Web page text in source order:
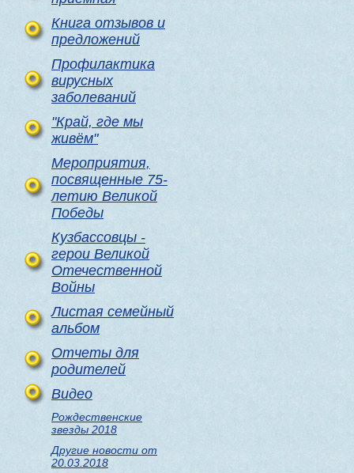
Книга отзывов и
предложений
Профилактика
вирусных
заболеваний
"Край, где мы
живём"
Мероприятия,
посвященные 75-
летию Великой
Победы
Кузбассовцы -
герои Великой
Отечественной
Войны
Листая семейный
альбом
Отчеты для
родителей
Видео
Рождественские
звезды 2018
Другие новости от
20.03.2018